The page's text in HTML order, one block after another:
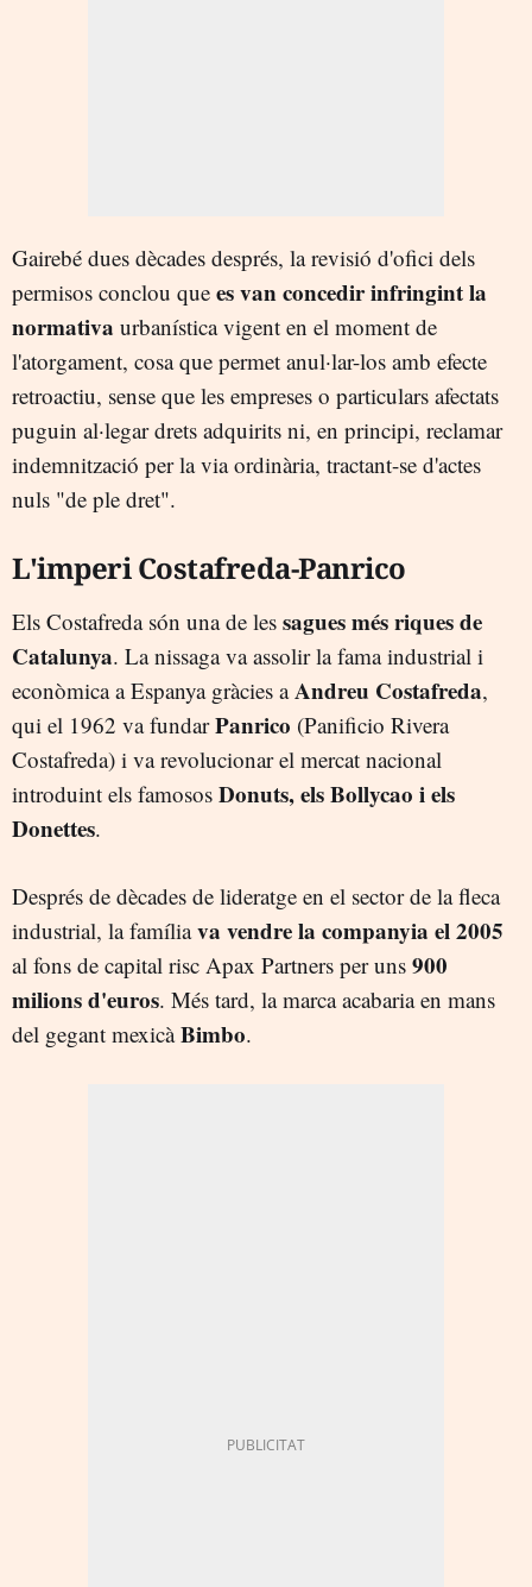
Gairebé dues dècades després, la revisió d'ofici dels
permisos conclou que es van concedir infringint la
normativa urbanística vigent en el moment de
l'atorgament, cosa que permet anul·lar-los amb efecte
retroactiu, sense que les empreses o particulars afectats
puguin al·legar drets adquirits ni, en principi, reclamar
indemnització per la via ordinària, tractant-se d'actes
nuls "de ple dret".
L'imperi Costafreda-Panrico
Els Costafreda són una de les sagues més riques de
Catalunya. La nissaga va assolir la fama industrial i
econòmica a Espanya gràcies aAndreu Costafreda,
qui el 1962 va fundarPanrico (Panificio Rivera
Costafreda) i va revolucionar el mercat nacional
introduint els famosos Donuts, els Bollycao i els
Donettes.
Després de dècades de lideratge en el sector de la fleca
industrial, la famíliava vendre la companyia el 2005
al fons de capital risc Apax Partners per uns 900
milions d'euros. Més tard, la marca acabaria en mans
del gegant mexicàBimbo.